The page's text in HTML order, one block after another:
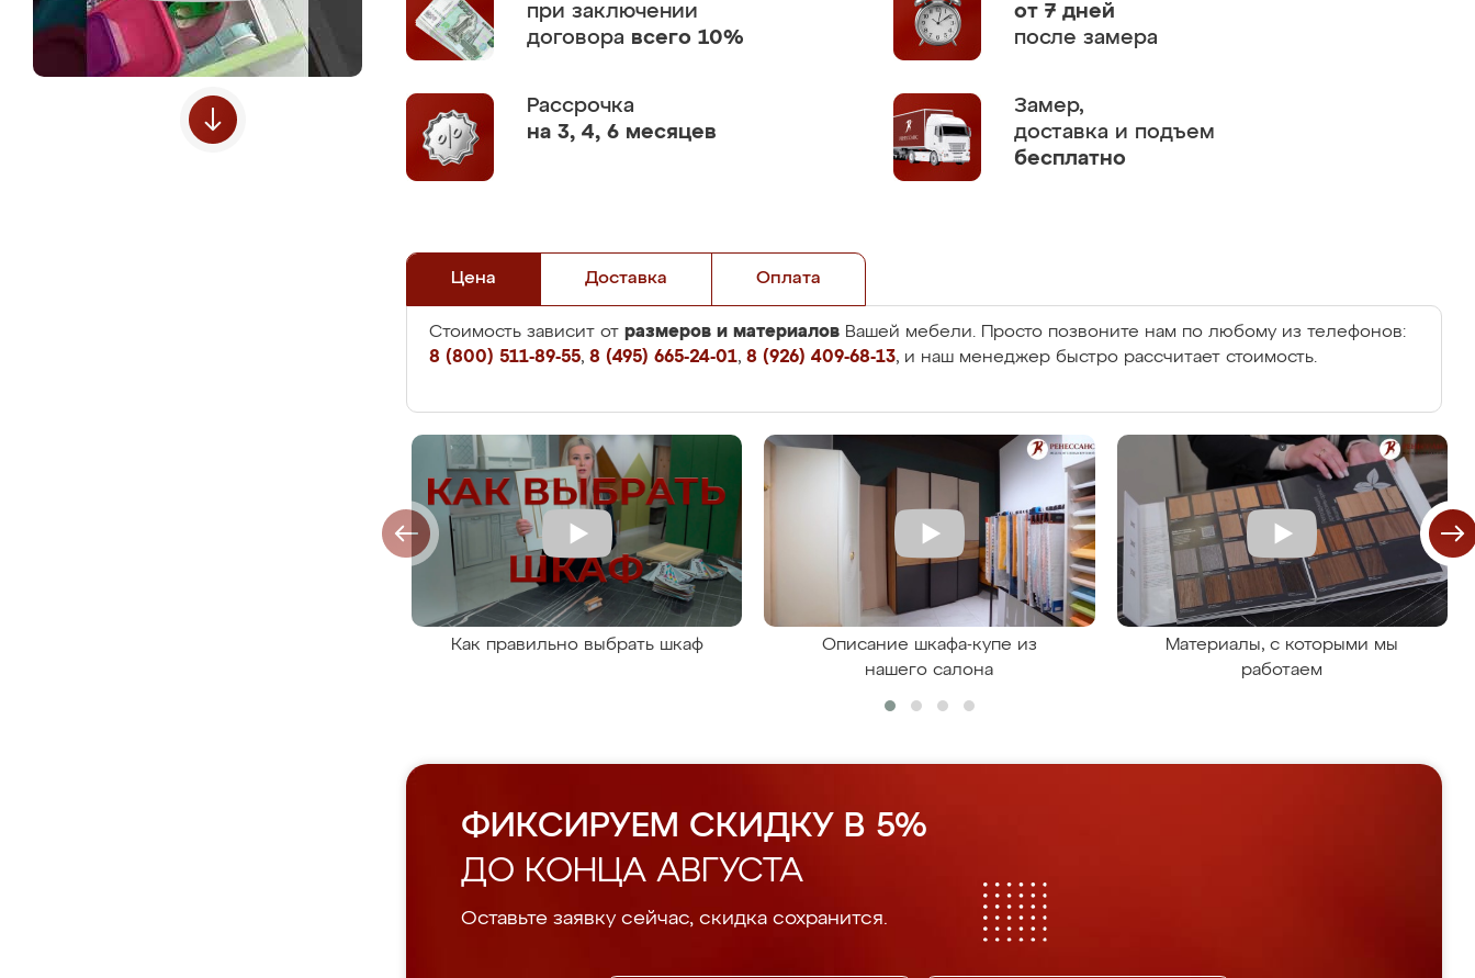
при заключении
договора всего 10%
от 7 дней
после замера
Рассрочка
на 3, 4, 6 месяцев
Замер,
доставка и подъем
бесплатно
Цена Доставка Оплата
Стоимость зависит от размеров и материалов Вашей мебели. Просто позвоните нам по любому из телефонов:
8 (800) 511-89-55, 8 (495) 665-24-01, 8 (926) 409-68-13, и наш менеджер быстро рассчитает стоимость.
Как правильно выбрать шкаф
Описание шкафа-купе из
нашего салона
Материалы, с которыми мы
работаем
ФИКСИРУЕМ СКИДКУ В 5%
ДО КОНЦА АВГУСТА
Оставьте заявку сейчас, скидка сохранится.